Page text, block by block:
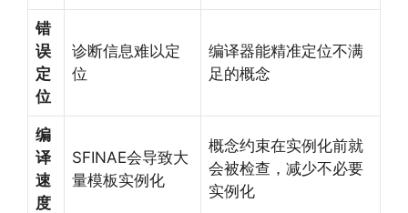
错
误
定
位
诊断信息难以定
位
编译器能精准定位不满
足的概念
编
译
速
度
SFINAE会导致大
量模板实例化
概念约束在实例化前就
会被检查，减少不必要
实例化